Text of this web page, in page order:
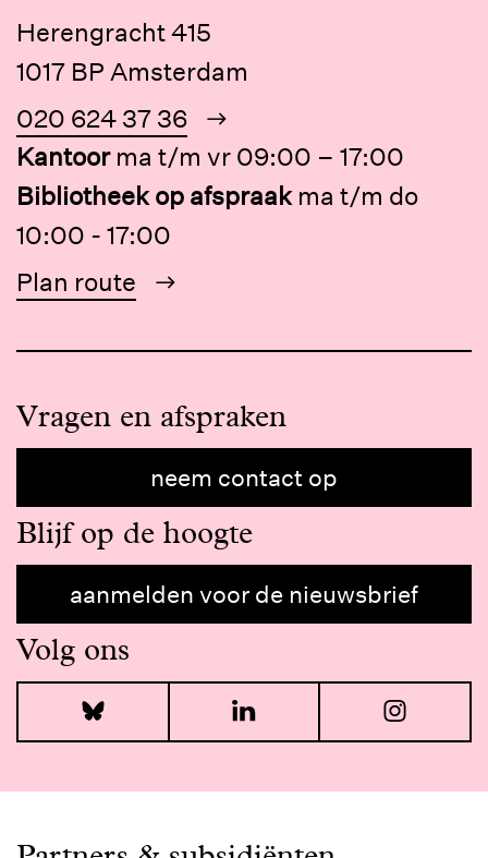
Herengracht 415
1017 BP Amsterdam
020 624 37 36
Kantoor ma t/m vr 09:00 – 17:00
Bibliotheek op afspraak ma t/m do
10:00 - 17:00
Plan route
Vragen en afspraken
neem contact op
Blijf op de hoogte
aanmelden voor de nieuwsbrief
Volg ons
Bluesky LinkedIn